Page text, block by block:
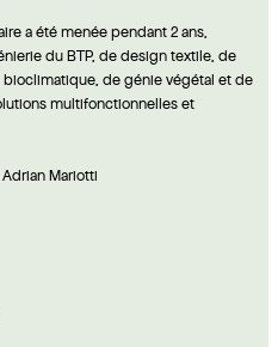
a été menée pendant 2 ans,
du BTP, de design textile, de
de génie végétal et de
multifonctionnelles et
Mariotti